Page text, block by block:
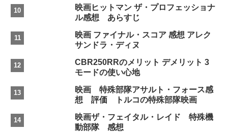
映画ヒットマン ザ・プロフェッショナ
ル感想 あらすじ
映画 ファイナル・スコア 感想 アレク
サンドラ・ディヌ
CBR250RRのメリット デメリット 3
モードの使い心地
映画 特殊部隊アサルト・フォース感
想 評価 トルコの特殊部隊映画
映画ザ・フェイタル・レイド 特殊機
動部隊 感想